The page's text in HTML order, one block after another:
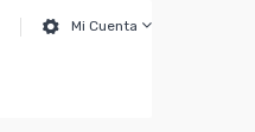
Mi Cuenta